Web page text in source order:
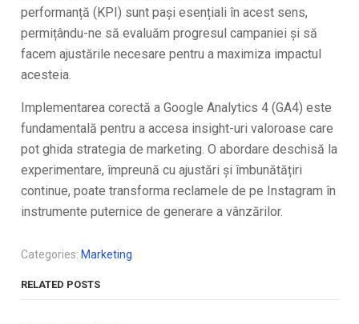
performanță (KPI) sunt pași esențiali în acest sens,
permițându-ne să evaluăm progresul campaniei și să
facem ajustările necesare pentru a maximiza impactul
acesteia.
Implementarea corectă a Google Analytics 4 (GA4) este
fundamentală pentru a accesa insight-uri valoroase care
pot ghida strategia de marketing. O abordare deschisă la
experimentare, împreună cu ajustări și îmbunătățiri
continue, poate transforma reclamele de pe Instagram în
instrumente puternice de generare a vânzărilor.
Categories: Marketing
RELATED POSTS